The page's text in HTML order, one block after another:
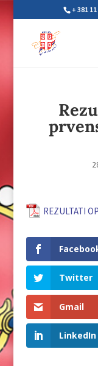
+ 381
REZULTATI
Twitter
Gmail
LinkedIn